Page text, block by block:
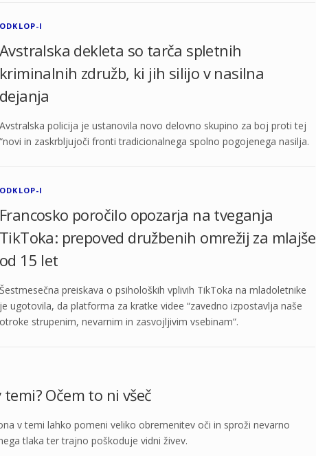
ODKLOP-I
Avstralska dekleta so tarča spletnih
kriminalnih združb, ki jih silijo v nasilna
dejanja
Avstralska policija je ustanovila novo delovno skupino za boj proti tej
“novi in zaskrbljujoči fronti tradicionalnega spolno pogojenega nasilja.
ODKLOP-I
Francosko poročilo opozarja na tveganja
TikToka: prepoved družbenih omrežij za mlajše
od 15 let
Šestmesečna preiskava o psiholoških vplivih TikToka na mladoletnike
je ugotovila, da platforma za kratke videe “zavedno izpostavlja naše
otroke strupenim, nevarnim in zasvojljivim vsebinam“.
Očem to ni všeč
v temi lahko pomeni veliko obremenitev oči in sproži nevarno
tlaka ter trajno poškoduje vidni živev.